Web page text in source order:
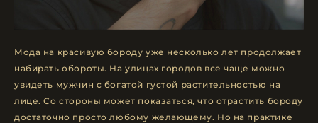
Мода на красивую бороду уже несколько лет продолжает
набирать обороты. На улицах городов все чаще можно
увидеть мужчин с богатой густой растительностью на
лице. Со стороны может показаться, что отрастить бороду
достаточно просто любому желающему. Но на практике